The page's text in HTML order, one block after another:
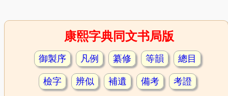
康熙字典同文书局版
御製序 凡例 纂修 等韻 總目
檢字 辨似 補遺 備考 考證